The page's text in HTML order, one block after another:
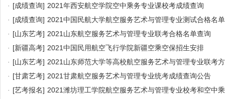
· [成绩查询] 2021年西安航空学院空中乘务专业课校考成绩查询
· [成绩查询] 2021中国民航大学航空服务艺术与管理专业测试合格名
· [山东艺考] 2021山东航空服务艺术与管理专业联考合格名单查询
· [新疆高考] 2021中国民用航空飞行学院新疆空乘空保招生安排
· [山东艺考] 2021山东师范大学等高校航空服务艺术与管理专业联考
· [甘肃艺考] 2021甘肃航空服务艺术与管理专业统考成绩查询公告
· [艺考报名] 2021潍坊理工学院航空服务艺术与管理专业校考和空中